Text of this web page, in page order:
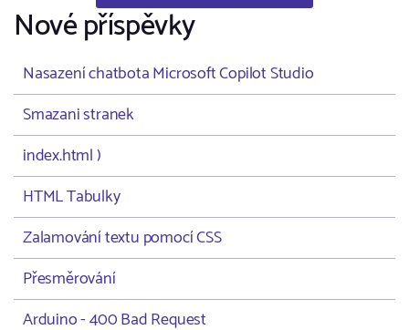
Nové příspěvky
Nasazení chatbota Microsoft Copilot Studio
Smazani stranek
index.html )
HTML Tabulky
Zalamování textu pomocí CSS
Přesměrování
Arduino - 400 Bad Request